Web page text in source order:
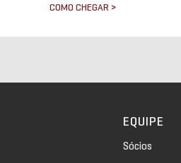
COMO CHEGAR >
EQUIPE
Sócios